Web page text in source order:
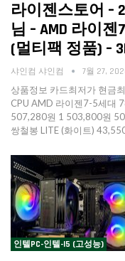
라이젠스토어 –
님 – AMD 라이
(멀티팩 정품) –
샤인컴 샤인컴 7월 27,
상품정보 카드최저가 현금
CPU AMD 라이젠7-5세대
507,280원 1 503,800원
쌍철봉 LITE (화이트)
인텔PC-인텔-I5 (고성능)